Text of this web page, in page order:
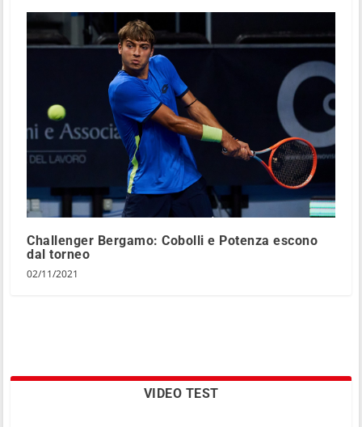
Challenger Bergamo: Cobolli e Potenza escono
dal torneo
02/11/2021
VIDEO TEST